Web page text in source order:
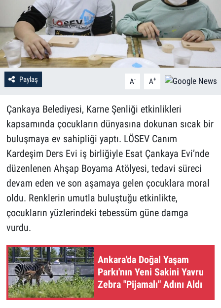
Paylaş A- A+
Çankaya Belediyesi, Karne Şenliği etkinlikleri
kapsamında çocukların dünyasına dokunan sıcak bir
buluşmaya ev sahipliği yaptı. LÖSEV Canım
Kardeşim Ders Evi iş birliğiyle Esat Çankaya Evi’nde
düzenlenen Ahşap Boyama Atölyesi, tedavi süreci
devam eden ve son aşamaya gelen çocuklara moral
oldu. Renklerin umutla buluştuğu etkinlikte,
çocukların yüzlerindeki tebessüm güne damga
vurdu.
Ankara'da Doğal Yaşam
Parkı'nın Yeni Sakini Yavru
Zebra "Pijamalı" Adını Aldı